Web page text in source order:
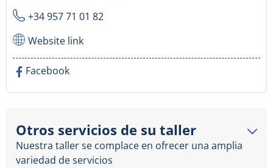
+34 957 71 01 82
Website link
Facebook
Otros servicios de su taller
Nuestra taller se complace en ofrecer una amplia
variedad de servicios